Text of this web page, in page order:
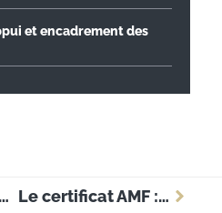
et encadrement des
Les stratégies réussies de Brnde Love pour booster votre entreprise Le certificat AMF : un atout essentiel pour la formation professionnelle en entreprise